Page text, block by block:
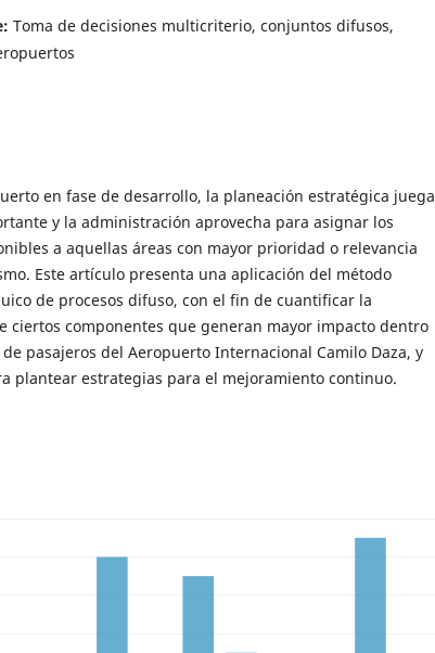
Toma de decisiones multicriterio, conjuntos difusos,
en fase de desarrollo, la planeación estratégica juega
y la administración aprovecha para asignar los
a aquellas áreas con mayor prioridad o relevancia
Este artículo presenta una aplicación del método
de procesos difuso, con el fin de cuantificar la
ciertos componentes que generan mayor impacto dentro
pasajeros del Aeropuerto Internacional Camilo Daza, y
plantear estrategias para el mejoramiento continuo.